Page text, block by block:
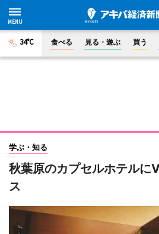
34°C 食べる 見る・遊ぶ 買う
学ぶ・知る
秋葉原のカプセルホテルに
ス